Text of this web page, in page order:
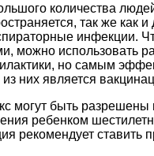
количества
так же как и
инфекции.
можно использовать
но самым
них является
могут быть разрешены
ребенком
рекомендует ставить